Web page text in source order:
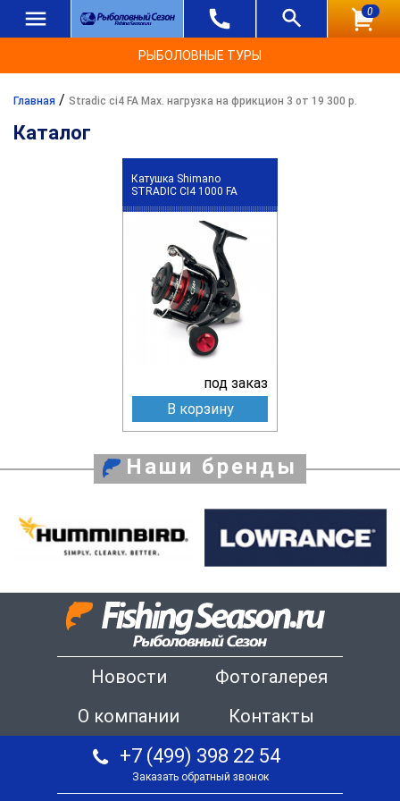
0
РЫБОЛОВНЫЕ ТУРЫ
Главная / Stradic ci4 FA Max. нагрузка на фрикцион 3 от 19 300 р.
Каталог
Катушка Shimano
STRADIC CI4 1000 FA
под заказ
В корзину
Наши бренды
Новости
Фотогалерея
О компании
Контакты
+7 (499) 398 22 54
Заказать обратный звонок